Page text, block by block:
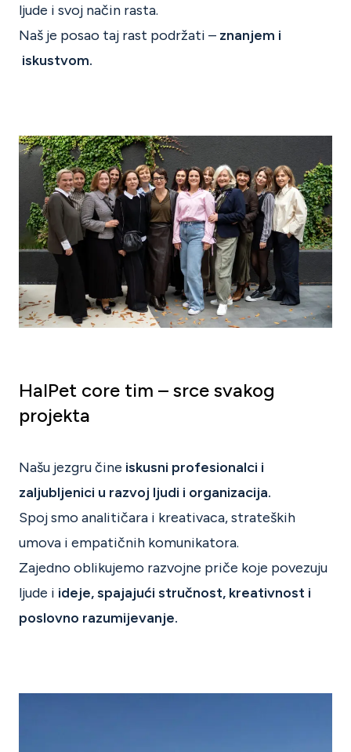
ljude i svoj način rasta.
Naš je posao taj rast podržati – znanjem i
iskustvom.
HalPet core tim – srce svakog
projekta
Našu jezgru čine iskusni profesionalci i
zaljubljenici u razvoj ljudi i organizacija.
Spoj smo analitičara i kreativaca, strateških
umova i empatičnih komunikatora.
Zajedno oblikujemo razvojne priče koje povezuju
ljude i ideje, spajajući stručnost, kreativnost i
poslovno razumijevanje.